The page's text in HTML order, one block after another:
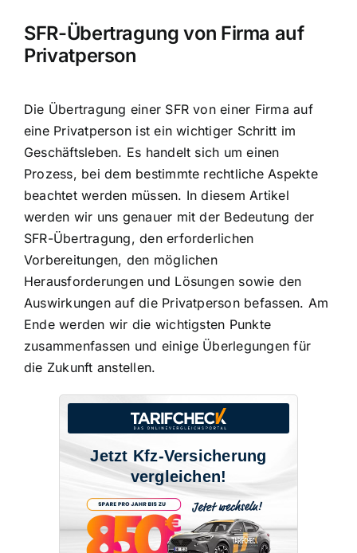
SFR-Übertragung von Firma auf
Privatperson
Die Übertragung einer SFR von einer Firma auf
eine Privatperson ist ein wichtiger Schritt im
Geschäftsleben. Es handelt sich um einen
Prozess, bei dem bestimmte rechtliche Aspekte
beachtet werden müssen. In diesem Artikel
werden wir uns genauer mit der Bedeutung der
SFR-Übertragung, den erforderlichen
Vorbereitungen, den möglichen
Herausforderungen und Lösungen sowie den
Auswirkungen auf die Privatperson befassen. Am
Ende werden wir die wichtigsten Punkte
zusammenfassen und einige Überlegungen für
die Zukunft anstellen.
Jetzt Kfz-Versicherung
vergleichen!